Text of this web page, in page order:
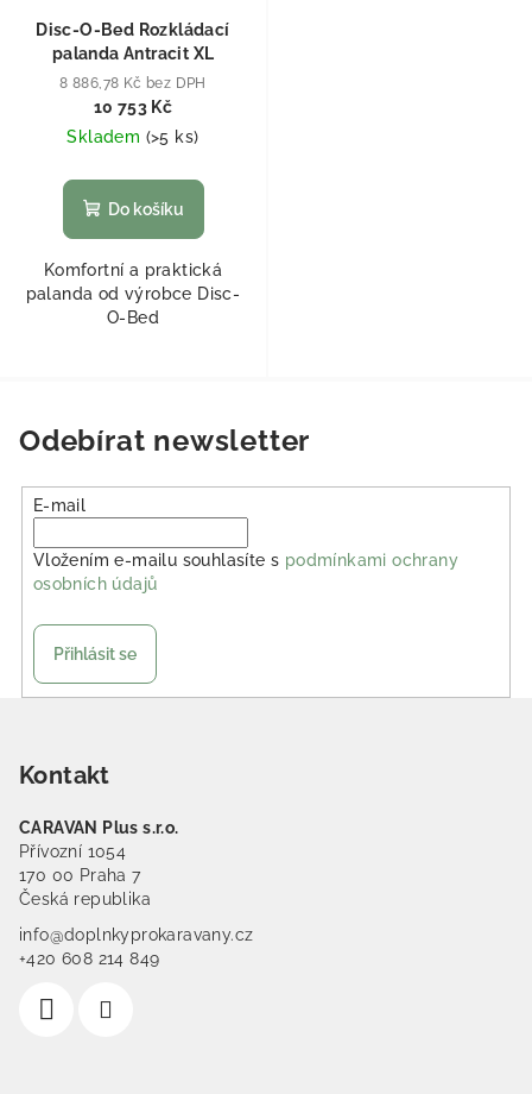
Disc-O-Bed Rozkládací
palanda Antracit XL
8 886,78 Kč bez DPH
10 753 Kč
Skladem (>5 ks)
Do košíku
Komfortní a praktická
palanda od výrobce Disc-
O-Bed
Odebírat newsletter
E-mail
Vložením e-mailu souhlasíte s podmínkami ochrany
osobních údajů
Přihlásit se
Kontakt
CARAVAN Plus s.r.o.
Přívozní 1054
170 00 Praha 7
Česká republika
info@doplnkyprokaravany.cz
+420 608 214 849